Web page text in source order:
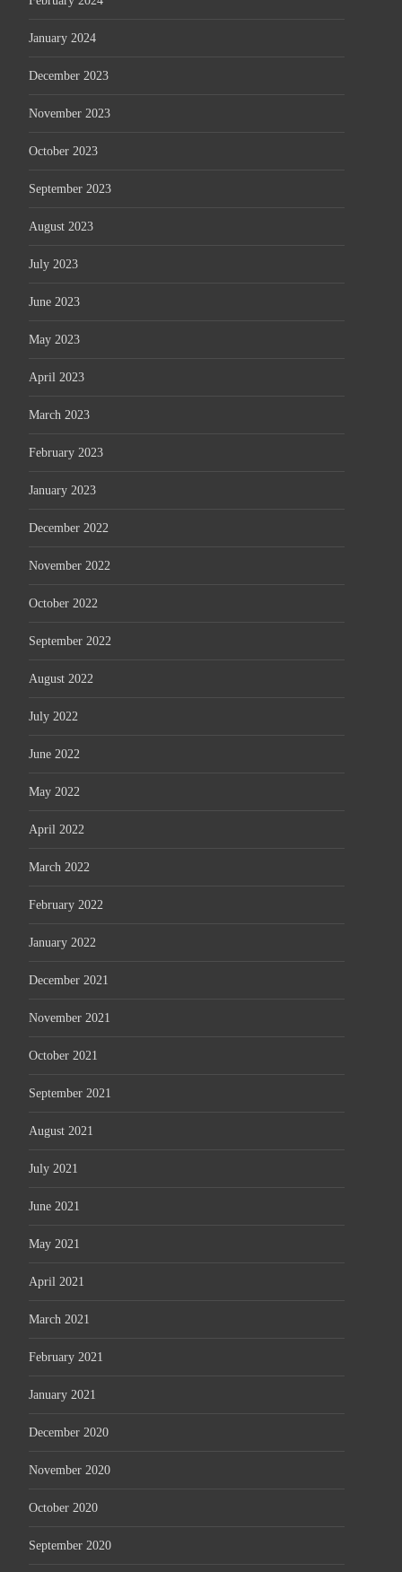
January 2024
December 2023
November 2023
October 2023
September 2023
August 2023
July 2023
June 2023
May 2023
April 2023
March 2023
February 2023
January 2023
December 2022
November 2022
October 2022
September 2022
August 2022
July 2022
June 2022
May 2022
April 2022
March 2022
February 2022
January 2022
December 2021
November 2021
October 2021
September 2021
August 2021
July 2021
June 2021
May 2021
April 2021
March 2021
February 2021
January 2021
December 2020
November 2020
October 2020
September 2020